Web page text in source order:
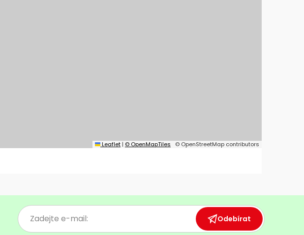
Leaflet | © OpenMapTiles © OpenStreetMap contributors
Odebírat